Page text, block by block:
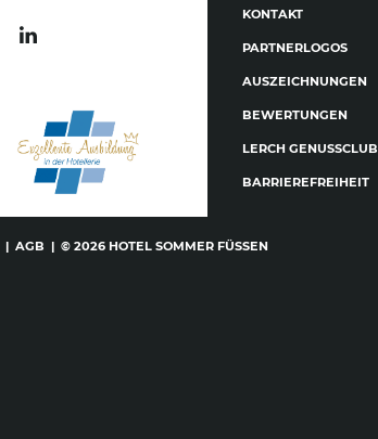
KONTAKT
PARTNERLOGOS
AUSZEICHNUNGEN
BEWERTUNGEN
LERCH GENUSSCLUB
BARRIEREFREIHEIT
| AGB | © 2026 HOTEL SOMMER FÜSSEN